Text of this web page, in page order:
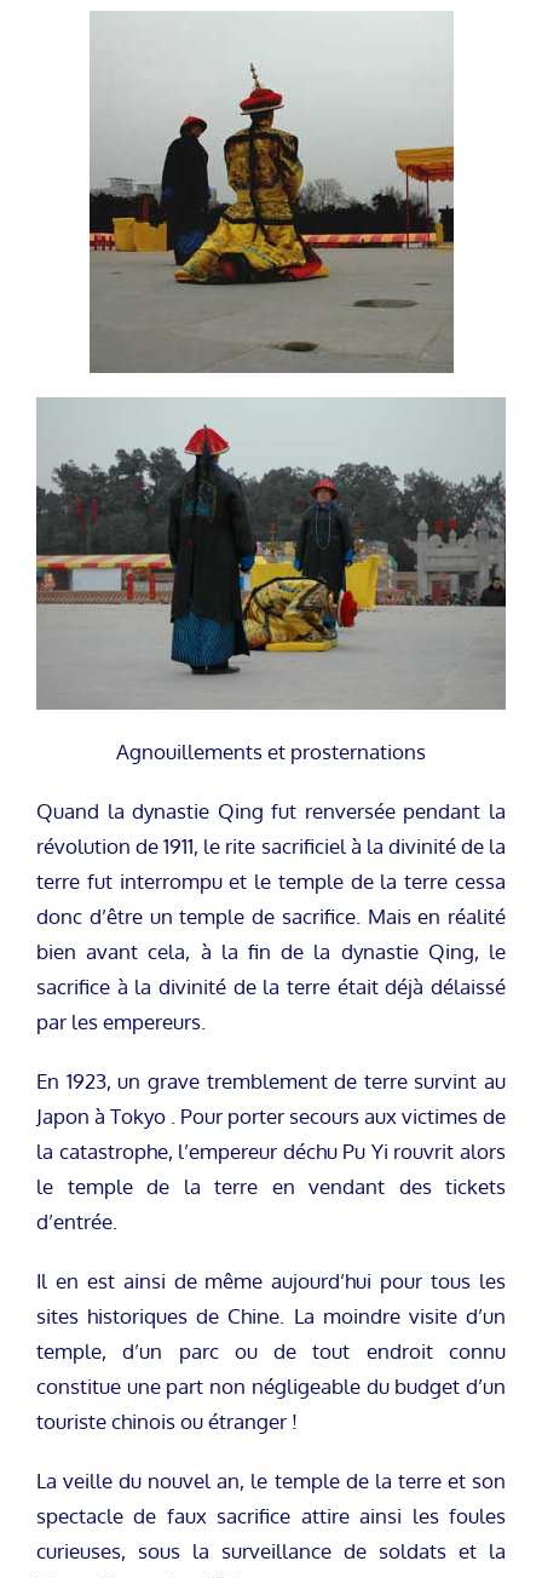
Agnouillements et prosternations
Quand la dynastie Qing fut renversée pendant la
révolution de 1911, le rite sacrificiel à la divinité de la
terre fut interrompu et le temple de la terre cessa
donc d’être un temple de sacrifice. Mais en réalité
bien avant cela, à la fin de la dynastie Qing, le
sacrifice à la divinité de la terre était déjà délaissé
par les empereurs.
En 1923, un grave tremblement de terre survint au
Japon à Tokyo . Pour porter secours aux victimes de
la catastrophe, l’empereur déchu Pu Yi rouvrit alors
le temple de la terre en vendant des tickets
d’entrée.
Il en est ainsi de même aujourd’hui pour tous les
sites historiques de Chine. La moindre visite d’un
temple, d’un parc ou de tout endroit connu
constitue une part non négligeable du budget d’un
touriste chinois ou étranger !
La veille du nouvel an, le temple de la terre et son
spectacle de faux sacrifice attire ainsi les foules
curieuses, sous la surveillance de soldats et la